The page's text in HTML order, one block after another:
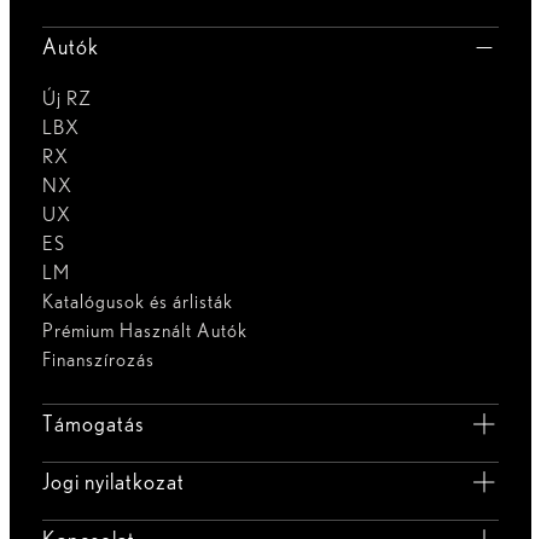
Autók
Új RZ
LBX
RX
NX
UX
ES
LM
Katalógusok és árlisták
Prémium Használt Autók
Finanszírozás
Támogatás
Jogi nyilatkozat